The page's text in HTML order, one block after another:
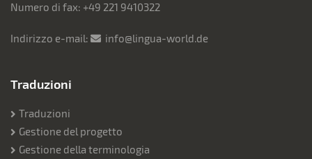
Numero di fax: +49 221 9410322
Indirizzo e-mail: info@lingua-world.de
Traduzioni
Traduzioni
Gestione del progetto
Gestione della terminologia